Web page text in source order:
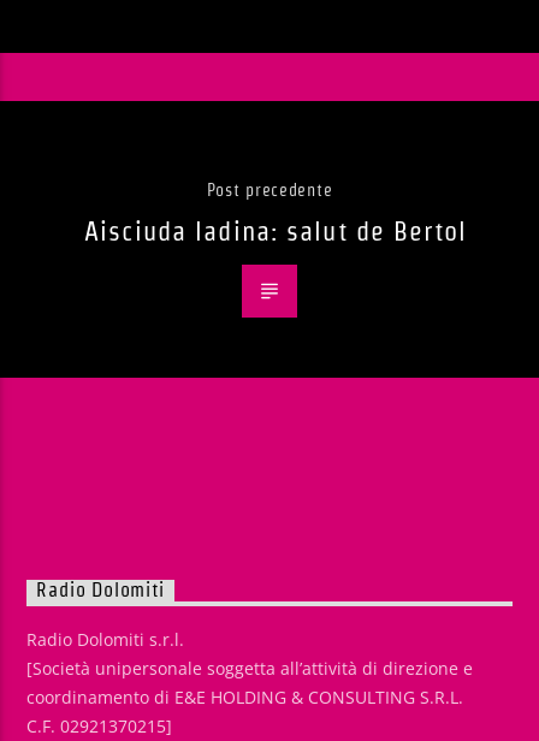
Post precedente
Aisciuda ladina: salut de Bertol
Radio Dolomiti
Radio Dolomiti s.r.l.
[Società unipersonale soggetta all’attività di direzione e
coordinamento di E&E HOLDING & CONSULTING S.R.L.
C.F. 02921370215]